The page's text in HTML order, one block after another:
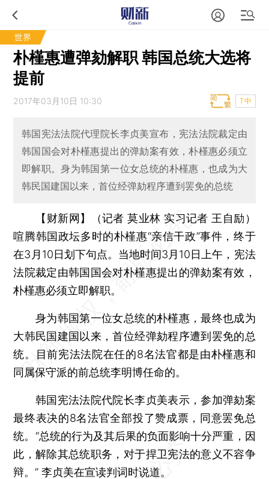
世界
朴槿惠遭弹劾解职 韩国总统大选将
提前
2017年03月10日 10:30 T中
韩国宪法法院代理院长李贞美宣布，宪法法院裁定由
韩国国会对朴槿惠提出的弹劾案有效，朴槿惠必须立
即解职。身为韩国第一位女总统的朴槿惠，也成为大
韩民国建国以来，首位经弹劾程序遭到罢免的总统
【财新网】（记者 莫业林 实习记者 王自励）
喧腾韩国政坛多时的朴槿惠“亲信干政”事件，终于
在3月10日划下句点。当地时间3月10日上午，宪法
法院裁定由韩国国会对朴槿惠提出的弹劾案有效，
朴槿惠必须立即解职。
身为韩国第一位女总统的朴槿惠，最终也成为
大韩民国建国以来，首位经弹劾程序遭到罢免的总
统。目前宪法法院在任的8名法官都是由朴槿惠和
同属保守派的前总统李明博任命的。
韩国宪法法院代院长李贞美表示，参加弹劾案
最终表决的8名法官全部投了赞成票，同意罢免总
统。“总统的行为及其后果的负面影响十分严重，因
此，解除其总统职务，对于捍卫宪法的意义不容争
辩。” 李贞美在宣读判词时说道。